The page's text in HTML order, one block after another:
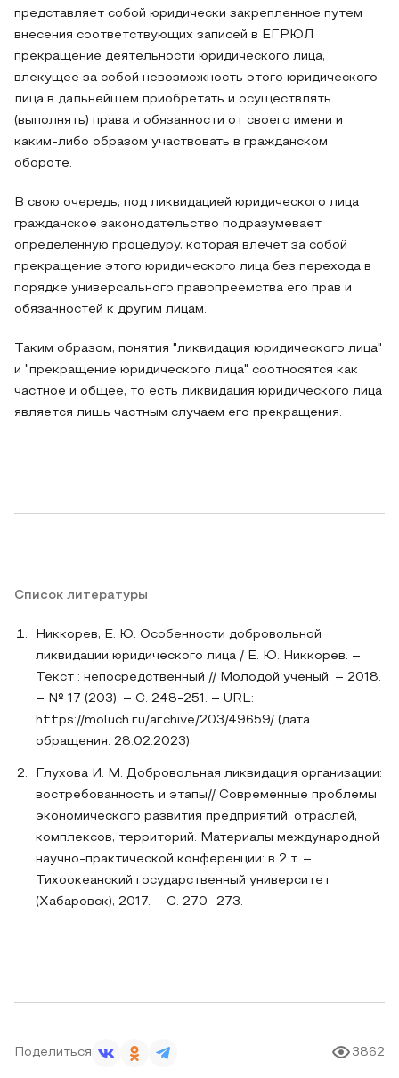
представляет собой юридически закрепленное путем
внесения соответствующих записей в ЕГРЮЛ
прекращение деятельности юридического лица,
влекущее за собой невозможность этого юридического
лица в дальнейшем приобретать и осуществлять
(выполнять) права и обязанности от своего имени и
каким-либо образом участвовать в гражданском
обороте.
В свою очередь, под ликвидацией юридического лица
гражданское законодательство подразумевает
определенную процедуру, которая влечет за собой
прекращение этого юридического лица без перехода в
порядке универсального правопреемства его прав и
обязанностей к другим лицам.
Таким образом, понятия "ликвидация юридического лица"
и "прекращение юридического лица" соотносятся как
частное и общее, то есть ликвидация юридического лица
является лишь частным случаем его прекращения.
Список литературы
Никкорев, Е. Ю. Особенности добровольной
ликвидации юридического лица / Е. Ю. Никкорев. –
Текст : непосредственный // Молодой ученый. – 2018.
– № 17 (203). – С. 248-251. – URL:
https://moluch.ru/archive/203/49659/ (дата
обращения: 28.02.2023);
Глухова И. М. Добровольная ликвидация организации:
востребованность и этапы// Современные проблемы
экономического развития предприятий, отраслей,
комплексов, территорий. Материалы международной
научно-практической конференции: в 2 т. –
Тихоокеанский государственный университет
(Хабаровск), 2017. – С. 270–273.
Поделиться 3862